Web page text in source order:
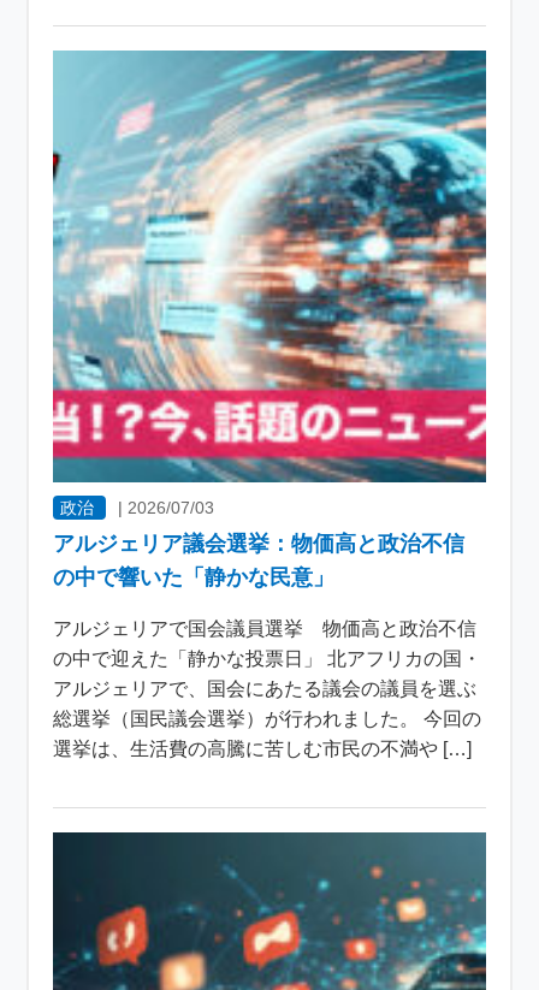
政治 | 2026/07/03
アルジェリア議会選挙：物価高と政治不信
の中で響いた「静かな民意」
アルジェリアで国会議員選挙 物価高と政治不信
の中で迎えた「静かな投票日」 北アフリカの国・
アルジェリアで、国会にあたる議会の議員を選ぶ
総選挙（国民議会選挙）が行われました。 今回の
選挙は、生活費の高騰に苦しむ市民の不満や […]